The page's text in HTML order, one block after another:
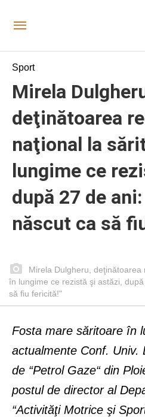
Sport
Mirela
deţinătoarea
naţional la
lungime ce
după 27 de
născut ca să
Mirela Dulgheru,
în lungime ce rezistă şi astăzi,
să fiu fericită!"
Fosta mare săritoare în
actualmente Conf. Univ.
de “Petrol Gaze“din
postul de director al
“Activităţi Motrice şi